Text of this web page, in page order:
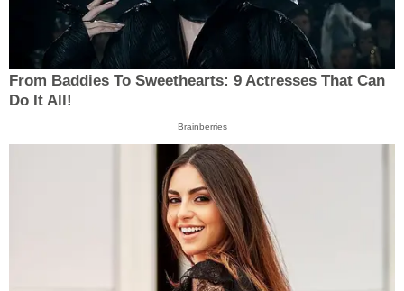
From Baddies To Sweethearts: 9 Actresses That Can
Do It All!
Brainberries